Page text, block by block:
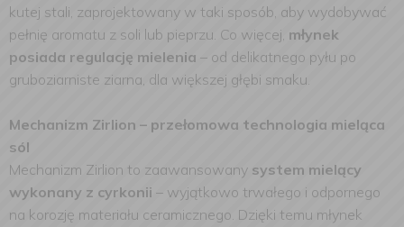
kutej stali, zaprojektowany w taki sposób, aby wydobywać
pełnię aromatu z soli lub pieprzu. Co więcej, młynek
posiada regulację mielenia – od delikatnego pyłu po
gruboziarniste ziarna, dla większej głębi smaku.
Mechanizm Zirlion – przełomowa technologia mieląca
sól
Mechanizm Zirlion to zaawansowany system mielący
wykonany z cyrkonii – wyjątkowo trwałego i odpornego
na korozję materiału ceramicznego. Dzięki temu młynek